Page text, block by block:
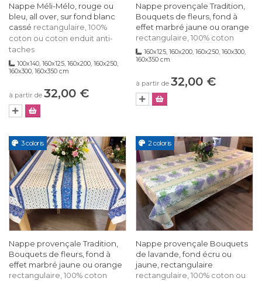
Nappe Méli-Mélo, rouge ou
bleu, all over, sur fond blanc
cassé rectangulaire, 100%
coton ou coton enduit anti-
taches
100x140, 160x125, 160x200, 160x250,
160x300, 160x350 cm
à partir de 32,00 €
Nappe provençale Tradition,
Bouquets de fleurs, fond à
effet marbré jaune ou orange
rectangulaire, 100% coton
160x125, 160x200, 160x250, 160x300,
160x350 cm
à partir de 32,00 €
3 coloris
Nappe provençale Tradition,
Bouquets de fleurs, fond à
effet marbré jaune ou orange
rectangulaire, 100% coton
2 coloris
Nappe provençale Bouquets
de lavande, fond écru ou
jaune, rectangulaire
rectangulaire, 100% coton ou